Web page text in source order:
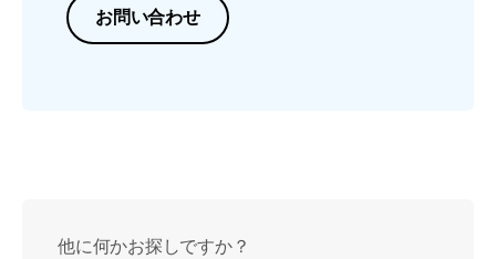
お問い合わせ
他に何かお探しですか？